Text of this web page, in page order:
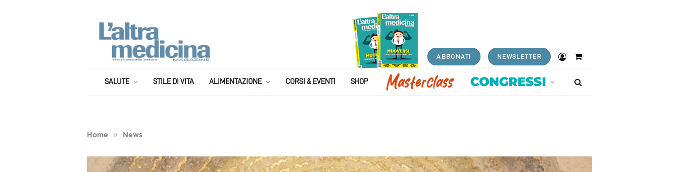
ABBONATI NEWSLETTER
Shopping
SALUTE STILE DI VITA ALIMENTAZIONE CORSI & EVENTI SHOP
Home » News